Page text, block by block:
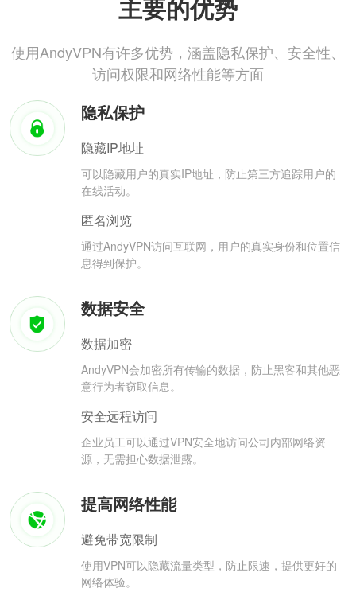
主要的优势
使用AndyVPN有许多优势，涵盖隐私保护、安全性、
访问权限和网络性能等方面
隐私保护
隐藏IP地址
可以隐藏用户的真实IP地址，防止第三方追踪用户的
在线活动。
匿名浏览
通过AndyVPN访问互联网，用户的真实身份和位置信
息得到保护。
数据安全
数据加密
AndyVPN会加密所有传输的数据，防止黑客和其他恶
意行为者窃取信息。
安全远程访问
企业员工可以通过VPN安全地访问公司内部网络资
源，无需担心数据泄露。
提高网络性能
避免带宽限制
使用VPN可以隐藏流量类型，防止限速，提供更好的
网络体验。